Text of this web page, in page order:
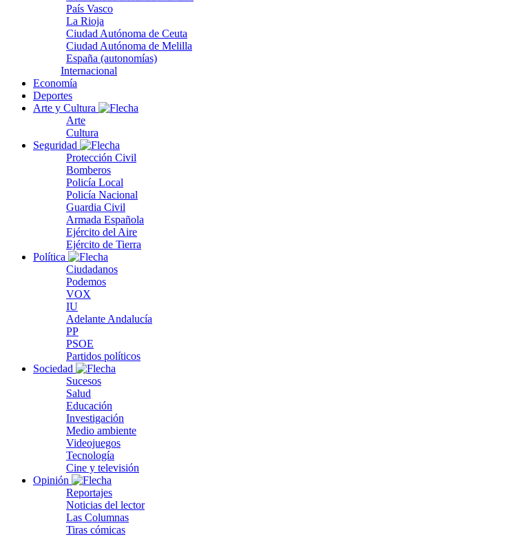
País Vasco
La Rioja
Ciudad Autónoma de Ceuta
Ciudad Autónoma de Melilla
España (autonomías)
Internacional
Economía
Deportes
Arte y Cultura
Arte
Cultura
Seguridad
Protección Civil
Bomberos
Policía Local
Policía Nacional
Guardia Civil
Armada Española
Ejército del Aire
Ejército de Tierra
Política
Ciudadanos
Podemos
VOX
IU
Adelante Andalucía
PP
PSOE
Partidos políticos
Sociedad
Sucesos
Salud
Educación
Investigación
Medio ambiente
Videojuegos
Tecnología
Cine y televisión
Opinión
Reportajes
Noticias del lector
Las Columnas
Tiras cómicas